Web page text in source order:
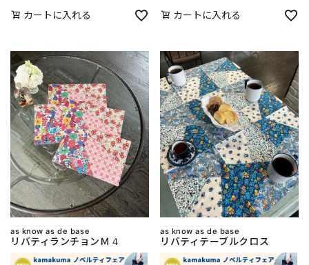
カートに入れる カートに入れる
as know as de base
リバティランチョンＭ４
as know as de base
リバティテーブルクロス